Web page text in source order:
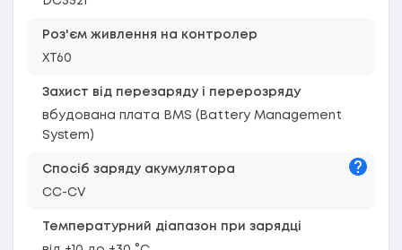
Роз'єм живлення на контролер
XT60
Захист від перезаряду і перерозряду
вбудована плата BMS (Battery Management
System)
Спосіб заряду акумулятора
CC-CV
Температурний діапазон при зарядці